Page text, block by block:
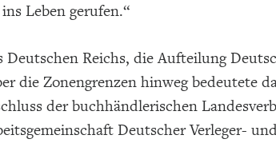
Leben gerufen.“
Deutschen Reichs, die Aufteilung
die Zonengrenzen hinweg bedeutete
der buchhändlerischen
Deutscher Verleger-